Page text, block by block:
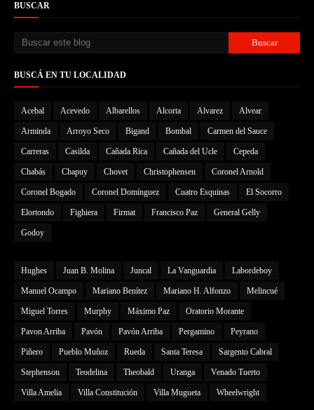
BUSCAR
BUSCÁ EN TU LOCALIDAD
Acebal Acevedo Albarellos Alcorta Alvarez Alvear
Arminda Arroyo Seco Bigand Bombal Carmen del Sauce
Carreras Casilda Cañada Rica Cañada del Ucle Cepeda
Chabás Chapuy Chovet Christophensen Coronel Arnold
Coronel Bogado Coronel Domínguez Cuatro Esquinas El Socorro
Elortondo Fighiera Firmat Francisco Paz General Gelly
Godoy
Hughes Juan B. Molina Juncal La Vanguardia Labordeboy
Manuel Ocampo Mariano Benítez Mariano H. Alfonzo Melincué
Miguel Torres Murphy Máximo Paz Oratorio Morante
Pavon Arriba Pavón Pavón Arriba Pergamino Peyrano
Piñero Pueblo Muñoz Rueda Santa Teresa Sargento Cabral
Stephenson Teodelina Theobald Uranga Venado Tuerto
Villa Amelia Villa Constitución Villa Mugueta Wheelwright